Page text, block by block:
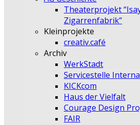
Theaterprojekt
Zigarrenfabrik”
Kleinprojekte
creativ.café
Archiv
WerkStadt
Servicestelle
KICKcom
Haus der Vielfalt
Courage Design
FAIR